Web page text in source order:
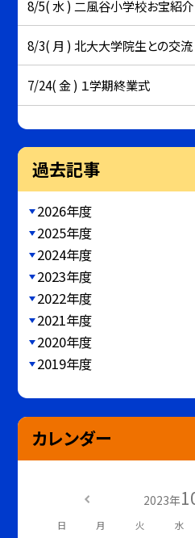
8/5( 水 ) 二風谷小学校お宝紹介
8/3( 月 ) 北大大学院生との交流
7/24( 金 ) １学期終業式
過去記事
2026年度
2025年度
2024年度
2023年度
2022年度
2021年度
2020年度
2019年度
カレンダー
2023年
日 月 火 水